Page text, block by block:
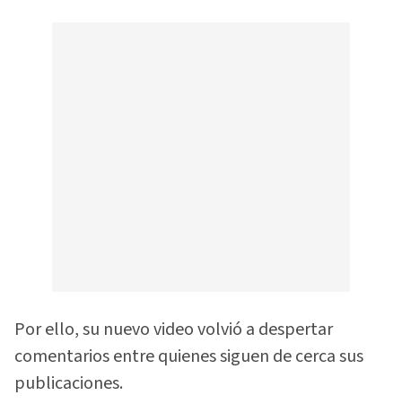
Por ello, su nuevo video volvió a despertar
comentarios entre quienes siguen de cerca sus
publicaciones.